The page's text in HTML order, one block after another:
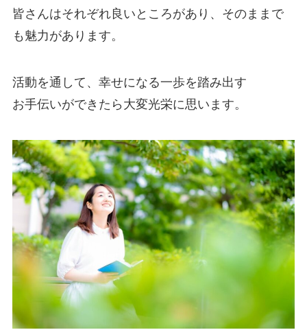
皆さんはそれぞれ良いところがあり、そのままで
も魅力があります。
活動を通して、幸せになる一歩を踏み出す
お手伝いができたら大変光栄に思います。